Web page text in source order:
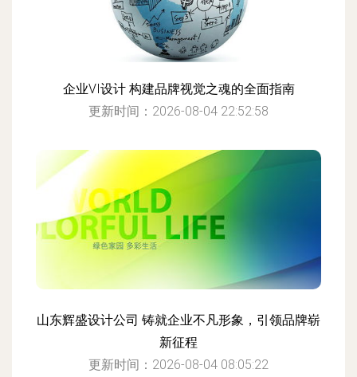
企业VI设计 构建品牌视觉之魂的全面指南
更新时间：2026-08-04 22:52:58
山东辉盛设计公司 铸就企业不凡形象，引领品牌崭
新征程
更新时间：2026-08-04 08:05:22